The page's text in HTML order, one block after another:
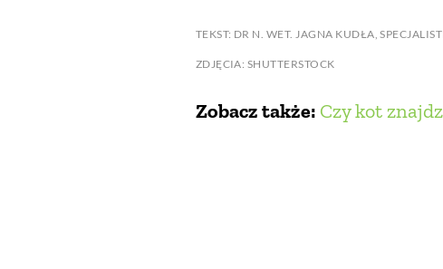
TEKST: DR N. WET. JAGNA KUDŁA,
ZDJĘCIA: SHUTTERSTOCK
Zobacz także: Czy kot